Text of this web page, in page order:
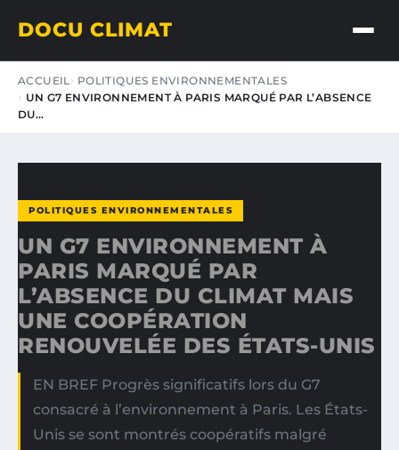
DOCU CLIMAT
ACCUEIL
POLITIQUES ENVIRONNEMENTALES
UN G7 ENVIRONNEMENT À PARIS MARQUÉ PAR L’ABSENCE
DU…
POLITIQUES ENVIRONNEMENTALES
UN G7 ENVIRONNEMENT À
PARIS MARQUÉ PAR
L’ABSENCE DU CLIMAT MAIS
UNE COOPÉRATION
RENOUVELÉE DES ÉTATS-UNIS
EN BREF Progrès significatifs lors du G7
consacré à l’environnement à Paris. Les États-
Unis se sont montrés coopératifs malgré